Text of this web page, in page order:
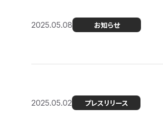
2025.05.08 お知らせ
2025.05.02 プレスリリース